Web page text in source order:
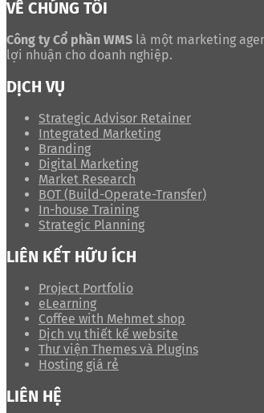
VỀ CHÚNG TÔI
Công ty Cổ phần WMS là một marketing
lợi nhuận cho doanh nghiệp.
DỊCH VỤ
Strategic Advisor Retainer
Integrated Marketing
Branding
Digital Marketing
Market Research
BOT (Build-Operate-Transfer)
In-house Training
Strategic Planning
LIÊN KẾT HỮU ÍCH
Project Portfolio
eLearning
Coffee with Mehmet shop
Dịch vụ thiết kế website
Thư viện Themes và Plugins
Hosting giá rẻ
LIÊN HỆ